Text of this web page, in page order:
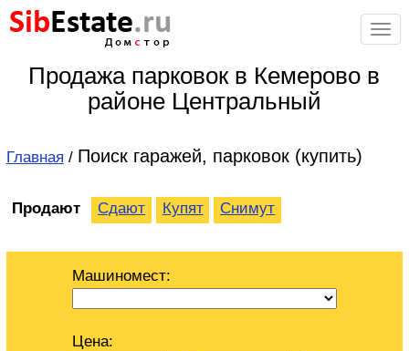
SibEstate.ru
стор
Продажа парковок в Кемерово в
районе Центральный
Главная / Поиск гаражей, парковок (купить)
Продают Сдают Купят Снимут
Машиномест:
Цена: